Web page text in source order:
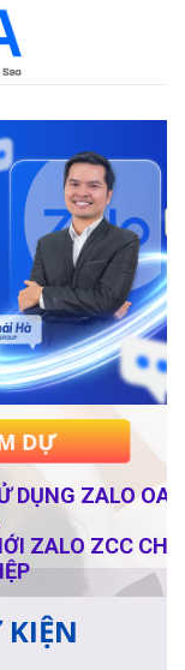
DỤNG ZALO OA
ZALO ZCC CHO
DỰ
KIỆN